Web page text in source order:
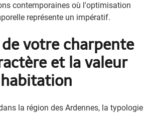
contemporaines où l'optimisation
représente un impératif.
votre charpente
et la valeur
la région des Ardennes, la typologie